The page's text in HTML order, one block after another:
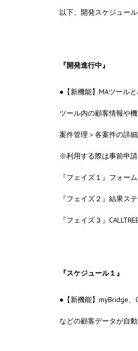
以下、開発スケジュー
『開発進行中』
●【新機能】MAツール
ツール内の顧客情報や機
案件管理＞各案件の詳
※利用する際は事前申請
『フェイズ１』フォー
『フェイズ２』結果ス
『フェイズ３』
『スケジュール１』
●【新機能】myBridge、
などの顧客データが自